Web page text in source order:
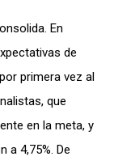
En
de
primera vez al
que
en la meta, y
a 4,75%. De